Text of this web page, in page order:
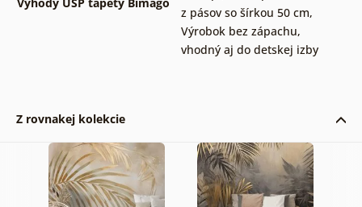
z pásov so šírkou 50 cm,
Výrobok bez zápachu,
vhodný aj do detskej izby
Z rovnakej kolekcie